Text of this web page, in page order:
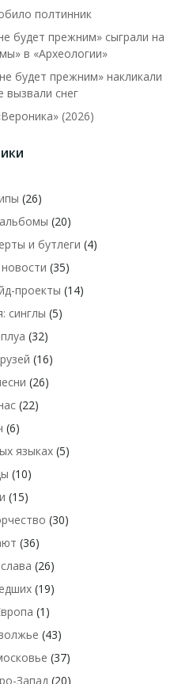
полтинник
будет прежним» сыграли на
в «Археологии»
будет прежним» накликали
вызвали снег
(2026)
(26)
(20)
и бутлеги (4)
(35)
проекты (14)
синглы (5)
(32)
(16)
(26)
(22)
(6)
языках(5)
(10)
(15)
(30)
(36)
(26)
(19)
(1)
(43)
(37)
Запад (20)